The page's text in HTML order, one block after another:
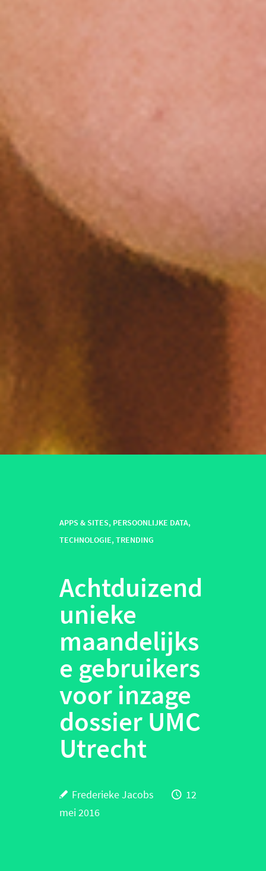
APPS & SITES, PERSOONLIJKE DATA,
TECHNOLOGIE,TRENDING
Achtduizend
unieke
maandelijks
e gebruikers
voor inzage
dossier UMC
Utrecht
Frederieke Jacobs
12
mei 2016